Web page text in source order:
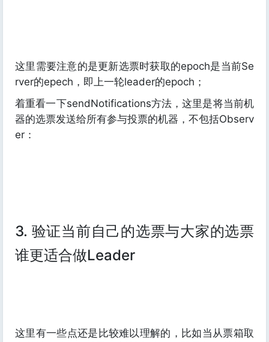
这里需要注意的是更新选票时获取的epoch是当前Se
rver的epech，即上一轮leader的epoch；
着重看一下sendNotifications方法，这里是将当前机
器的选票发送给所有参与投票的机器，不包括Observ
er：
3. 验证当前自己的选票与大家的选票
谁更适合做Leader
这里有一些点还是比较难以理解的，比如当从票箱取